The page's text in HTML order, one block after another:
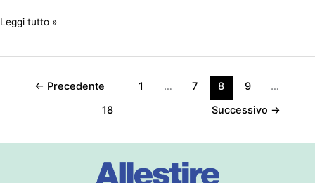
Leggi tutto »
← Precedente 1 … 7 8 9
…
18
Successivo →